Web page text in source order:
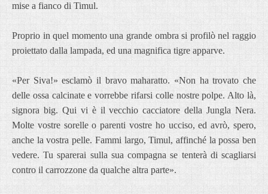
mise a fianco di Timul.
Proprio in quel momento una grande ombra si profilò nel raggio
proiettato dalla lampada, ed una magnifica tigre apparve.
«Per Siva!» esclamò il bravo maharatto. «Non ha trovato che
delle ossa calcinate e vorrebbe rifarsi colle nostre polpe. Alto là,
signora big. Qui vi è il vecchio cacciatore della Jungla Nera.
Molte vostre sorelle o parenti vostre ho ucciso, ed avrò, spero,
anche la vostra pelle. Fammi largo, Timul, affinché la possa ben
vedere. Tu sparerai sulla sua compagna se tenterà di scagliarsi
contro il carrozzone da qualche altra parte».